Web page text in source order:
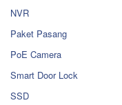
NVR
Paket Pasang
PoE Camera
Smart Door Lock
SSD